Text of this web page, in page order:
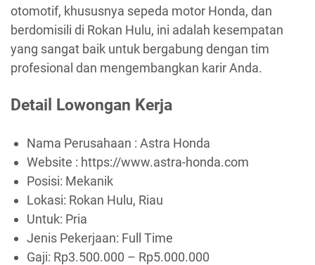
otomotif, khususnya sepeda motor Honda, dan
berdomisili di Rokan Hulu, ini adalah kesempatan
yang sangat baik untuk bergabung dengan tim
profesional dan mengembangkan karir Anda.
Detail Lowongan Kerja
Nama Perusahaan : Astra Honda
Website : https://www.astra-honda.com
Posisi: Mekanik
Lokasi: Rokan Hulu, Riau
Untuk: Pria
Jenis Pekerjaan: Full Time
Gaji: Rp3.500.000 – Rp5.000.000